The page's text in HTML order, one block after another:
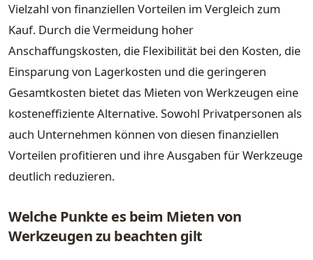
Vielzahl von finanziellen Vorteilen im Vergleich zum
Kauf. Durch die Vermeidung hoher
Anschaffungskosten, die Flexibilität bei den Kosten, die
Einsparung von Lagerkosten und die geringeren
Gesamtkosten bietet das Mieten von Werkzeugen eine
kosteneffiziente Alternative. Sowohl Privatpersonen als
auch Unternehmen können von diesen finanziellen
Vorteilen profitieren und ihre Ausgaben für Werkzeuge
deutlich reduzieren.
Welche Punkte es beim Mieten von
Werkzeugen zu beachten gilt